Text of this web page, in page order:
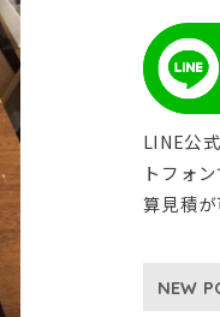
LINE公
トフォ
算見積が
NEW